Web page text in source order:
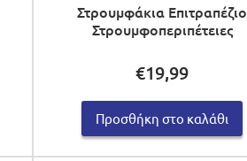
Στρουμφάκια Επιτραπέζιο
Στρουμφοπεριπέτειες
€19,99
Προσθήκη στο καλάθι